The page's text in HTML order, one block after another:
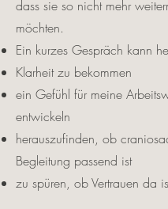
dass sie so nicht mehr
möchten.
Ein kurzes Gespräch kann
Klarheit zu bekommen
ein Gefühl für meine
entwickeln
herauszufinden, ob
Begleitung passend ist
zu spüren, ob Vertrauen da